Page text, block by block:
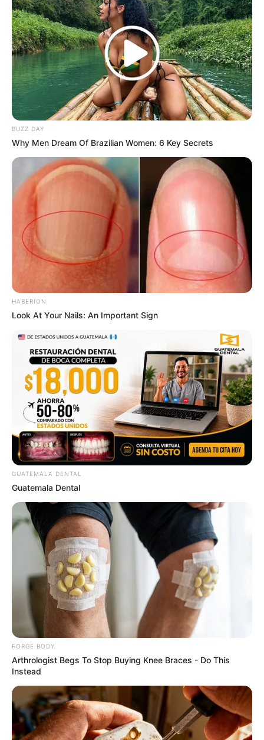
A Spine-Chilling Find In Alaska Terrified Cops!
HABERION
Guatemala Dental
GUATEMALA DENTAL
Surgeons: This Simple Method Ends Joint Pain &
Arthritis! Try It!
FORGE BODY
1 Simple Trick To Cut Your Electrical Bill By 90%
STOPWATT
BUZZ DAY
Why Men Dream Of Brazilian Women: 6 Key Secrets
HABERION
Look At Your Nails: An Important Sign
GUATEMALA DENTAL
Guatemala Dental
FORGE BODY
Arthrologist Begs To Stop Buying Knee Braces - Do This
Instead